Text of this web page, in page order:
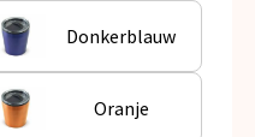
Donkerblauw
Oranje